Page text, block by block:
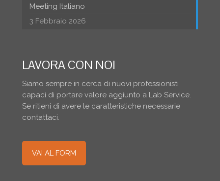
Meeting Italiano
3 Febbraio 2026
LAVORA CON NOI
Siamo sempre in cerca di nuovi professionisti
capaci di portare valore aggiunto a Lab Service.
Se ritieni di avere le caratteristiche necessarie
contattaci.
VAI AL FORM